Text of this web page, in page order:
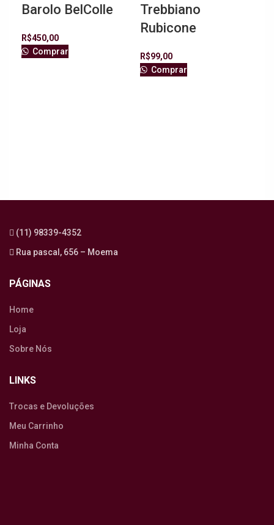
Barolo BelColle
R$450,00
Comprar
Trebbiano
Rubicone
R$99,00
Comprar
(11) 98339-4352
Rua pascal, 656 – Moema
PÁGINAS
Home
Loja
Sobre Nós
LINKS
Trocas e Devoluções
Meu Carrinho
Minha Conta